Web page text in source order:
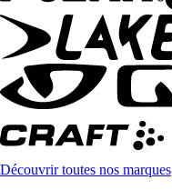
Découvrir toutes nos marques